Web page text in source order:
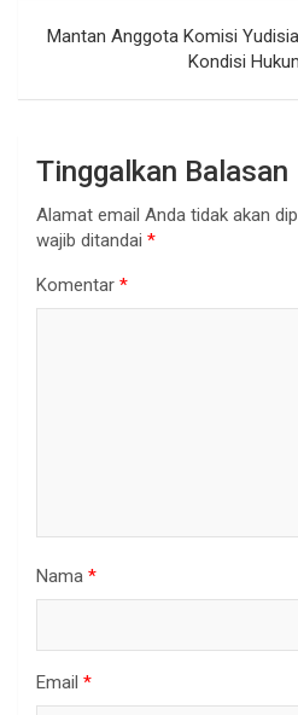
Mantan Anggota Komisi
Kondisi
Tinggalkan Balasan
Alamat email Anda tidak akan
wajib ditandai *
Komentar *
Nama *
Email *